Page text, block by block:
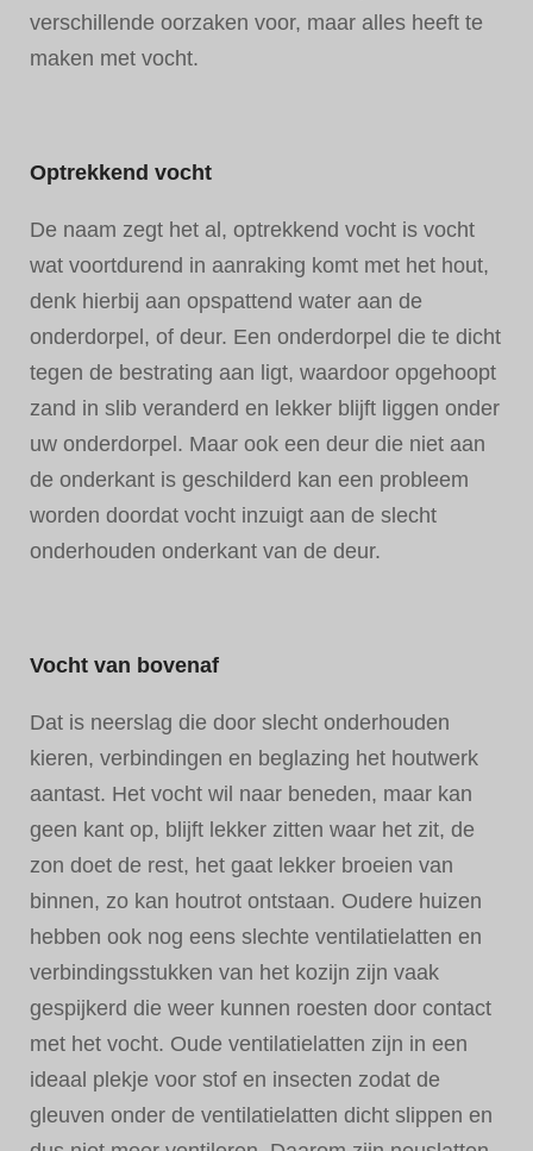
verschillende oorzaken voor, maar alles heeft te
maken met vocht.
Optrekkend vocht
De naam zegt het al, optrekkend vocht is vocht
wat voortdurend in aanraking komt met het hout,
denk hierbij aan opspattend water aan de
onderdorpel, of deur. Een onderdorpel die te dicht
tegen de bestrating aan ligt, waardoor opgehoopt
zand in slib veranderd en lekker blijft liggen onder
uw onderdorpel. Maar ook een deur die niet aan
de onderkant is geschilderd kan een probleem
worden doordat vocht inzuigt aan de slecht
onderhouden onderkant van de deur.
Vocht van bovenaf
Dat is neerslag die door slecht onderhouden
kieren, verbindingen en beglazing het houtwerk
aantast. Het vocht wil naar beneden, maar kan
geen kant op, blijft lekker zitten waar het zit, de
zon doet de rest, het gaat lekker broeien van
binnen, zo kan houtrot ontstaan. Oudere huizen
hebben ook nog eens slechte ventilatielatten en
verbindingsstukken van het kozijn zijn vaak
gespijkerd die weer kunnen roesten door contact
met het vocht. Oude ventilatielatten zijn in een
ideaal plekje voor stof en insecten zodat de
gleuven onder de ventilatielatten dicht slippen en